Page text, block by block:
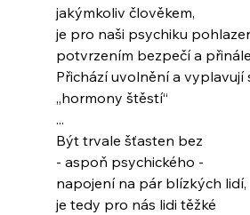
jakýmkoliv člověkem,
je pro naši psychiku
potvrzením bezpečí a
Přichází uvolnění a vyplavují
„hormony štěstí“
...
Být trvale šťasten bez
- aspoň psychického -
napojení na pár blízkých lidí,
je tedy pro nás lidi těžké